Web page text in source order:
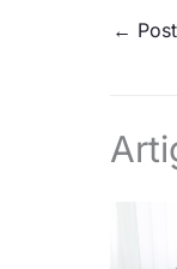
←